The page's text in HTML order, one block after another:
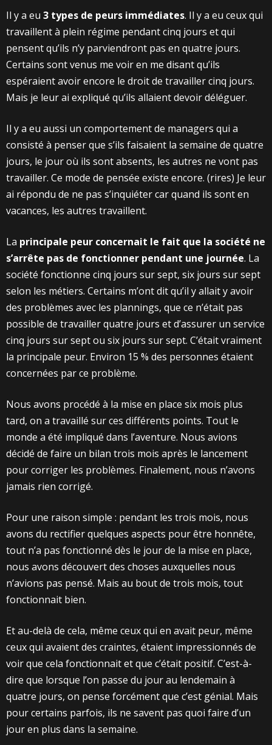
Il y a eu 3 types de peurs immédiates. Il y a eu ceux qui
travaillent à plein régime pendant cinq jours et qui
pensent qu’ils n’y parviendront pas en quatre jours.
Certains sont venus me voir en me disant qu’ils
espéraient avoir encore le droit de travailler cinq jours.
Mais je leur ai expliqué qu’ils allaient devoir déléguer.
Il y a eu aussi un comportement de managers qui a
consisté à penser que s’ils faisaient la semaine de quatre
jours, le jour où ils sont absents, les autres ne vont pas
travailler. Ce mode de pensée existe encore. (rires) Je leur
ai répondu de ne pas s’inquiéter car quand ils sont en
vacances, les autres travaillent.
La principale peur concernait le fait que la société ne
s’arrête pas de fonctionner pendant une journée. La
société fonctionne cinq jours sur sept, six jours sur sept
selon les métiers. Certains m’ont dit qu’il y allait y avoir
des problèmes avec les plannings, que ce n’était pas
possible de travailler quatre jours et d’assurer un service
cinq jours sur sept ou six jours sur sept. C’était vraiment
la principale peur. Environ 15 % des personnes étaient
concernées par ce problème.
Nous avons procédé à la mise en place six mois plus
tard, on a travaillé sur ces différents points. Tout le
monde a été impliqué dans l’aventure. Nous avions
décidé de faire un bilan trois mois après le lancement
pour corriger les problèmes. Finalement, nous n’avons
jamais rien corrigé.
Pour une raison simple : pendant les trois mois, nous
avons du rectifier quelques aspects pour être honnête,
tout n’a pas fonctionné dès le jour de la mise en place,
nous avons découvert des choses auxquelles nous
n’avions pas pensé. Mais au bout de trois mois, tout
fonctionnait bien.
Et au-delà de cela, même ceux qui en avait peur, même
ceux qui avaient des craintes, étaient impressionnés de
voir que cela fonctionnait et que c’était positif. C’est-à-
dire que lorsque l’on passe du jour au lendemain à
quatre jours, on pense forcément que c’est génial. Mais
pour certains parfois, ils ne savent pas quoi faire d’un
jour en plus dans la semaine.